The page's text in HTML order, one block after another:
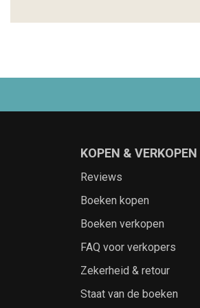
KOPEN & VERKOPEN
Reviews
Boeken kopen
Boeken verkopen
FAQ voor verkopers
Zekerheid & retour
Staat van de boeken